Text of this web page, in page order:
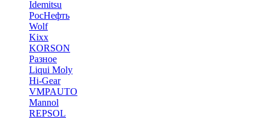
Idemitsu
РосНефть
Wolf
Kixx
KORSON
Разное
Liqui Moly
Hi-Gear
VMPAUTO
Mannol
REPSOL